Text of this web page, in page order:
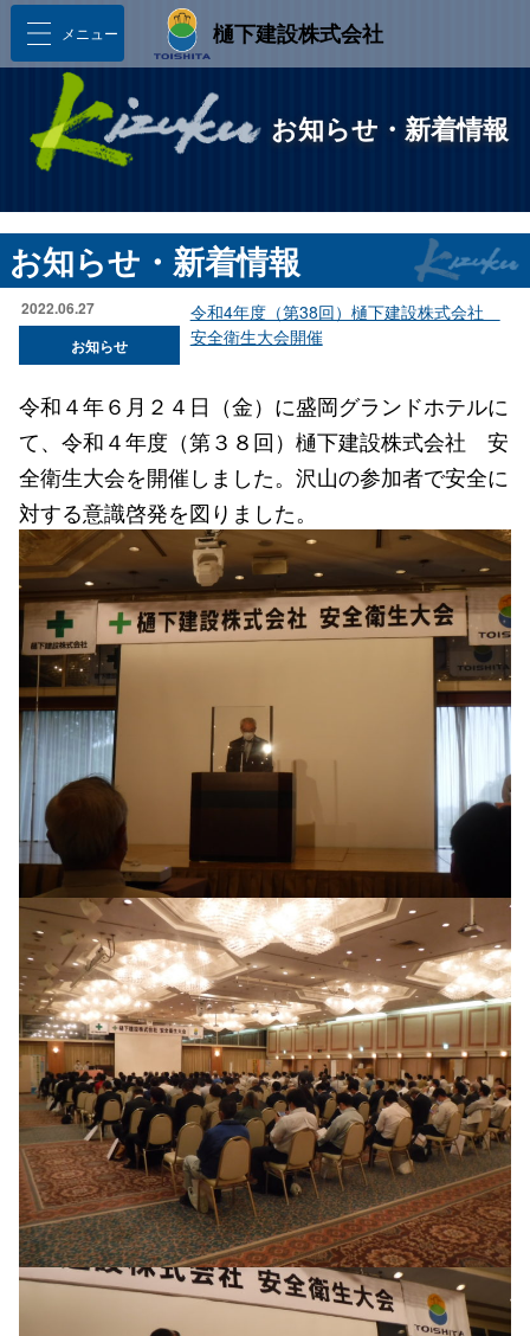
お知らせ・新着情報
メニュー 樋󠄀下建設株式会社
お知らせ・新着情報
2022.06.27
お知らせ
令和4年度（第38回）樋下建設株式会社
安全衛生大会開催
令和４年６月２４日（金）に盛岡グランドホテルに
て、令和４年度（第３８回）樋下建設株式会社 安
全衛生大会を開催しました。沢山の参加者で安全に
対する意識啓発を図りました。